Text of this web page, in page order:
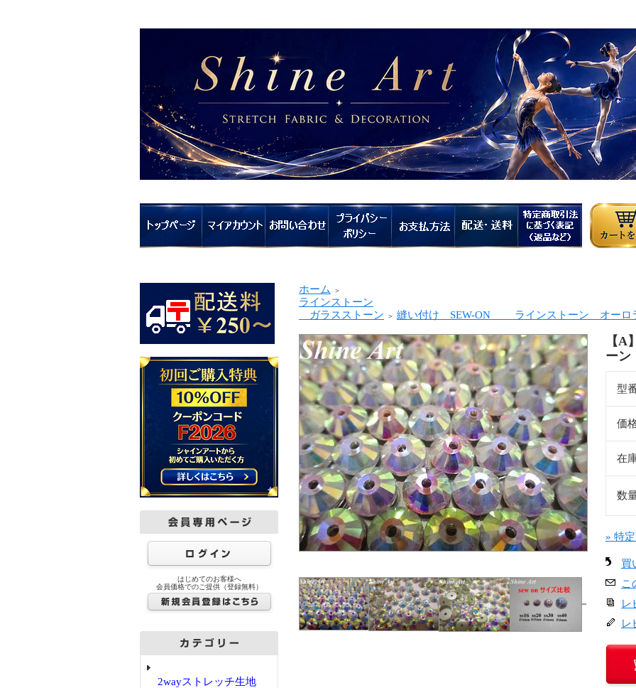
はじめてのお客様へ
会員価格でのご提供（登録無料）
2wayストレッチ生地
ホーム ＞
ラインストーン
ガラスストーン
＞ 縫い付け SEW-ON ラインストーン オーロ
【A
ーン
型
価
在
数
» 特
買
こ
レ
レ